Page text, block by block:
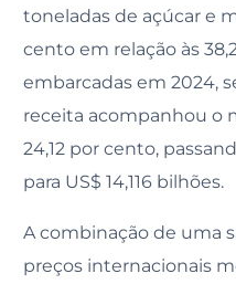
toneladas de açúcar e
cento em relação às
embarcadas em 2024,
receita acompanhou o
24,12 por cento,
para US$ 14,116 bilhões.
A combinação de uma
preços internacionais